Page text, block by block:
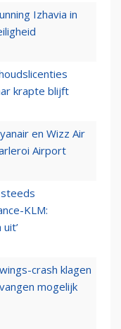
Izhavia in
krapte blijft
en Wizz Air
Airport
KLM:
crash klagen
mogelijk